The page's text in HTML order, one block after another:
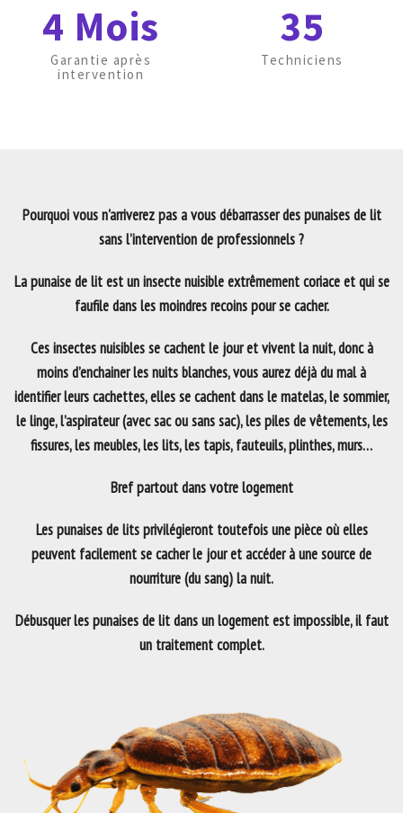
4 Mois
Garantie après
intervention
35
Techniciens
Pourquoi vous n'arriverez pas a vous débarrasser des punaises de lit
sans l’intervention de professionnels ?
La punaise de lit est un insecte nuisible extrêmement coriace et qui se
faufile dans les moindres recoins pour se cacher.
Ces insectes nuisibles se cachent le jour et vivent la nuit, donc à
moins d’enchainer les nuits blanches, vous aurez déjà du mal à
identifier leurs cachettes, elles se cachent dans le matelas, le sommier,
le linge, l’aspirateur (avec sac ou sans sac), les piles de vêtements, les
fissures, les meubles, les lits, les tapis, fauteuils, plinthes, murs…
Bref partout dans votre logement
Les punaises de lits privilégieront toutefois une pièce où elles
peuvent facilement se cacher le jour et accéder à une source de
nourriture (du sang) la nuit.
Débusquer les punaises de lit dans un logement est impossible, il faut
un traitement complet.